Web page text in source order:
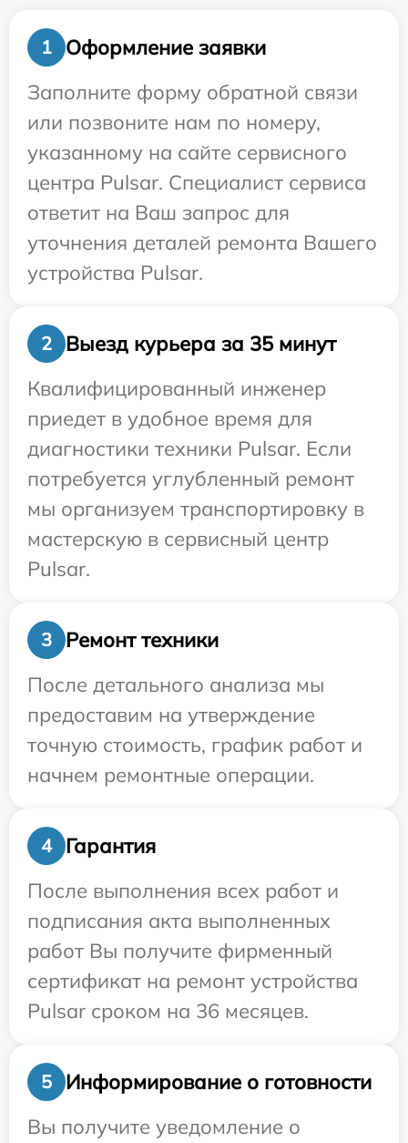
1
Оформление заявки
Заполните форму обратной связи
или позвоните нам по номеру,
указанному на сайте сервисного
центра Pulsar. Специалист сервиса
ответит на Ваш запрос для
уточнения деталей ремонта Вашего
устройства Pulsar.
2
Выезд курьера за 35 минут
Квалифицированный инженер
приедет в удобное время для
диагностики техники Pulsar. Если
потребуется углубленный ремонт
мы организуем транспортировку в
мастерскую в сервисный центр
Pulsar.
3
Ремонт техники
После детального анализа мы
предоставим на утверждение
точную стоимость, график работ и
начнем ремонтные операции.
4
Гарантия
После выполнения всех работ и
подписания акта выполненных
работ Вы получите фирменный
сертификат на ремонт устройства
Pulsar сроком на 36 месяцев.
5
Информирование о готовности
Вы получите уведомление о